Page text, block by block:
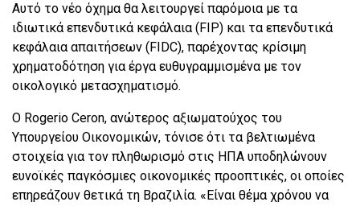
Αυτό το νέο όχημα θα λειτουργεί παρόμοια με τα
ιδιωτικά επενδυτικά κεφάλαια (FIP) και τα επενδυτικά
κεφάλαια απαιτήσεων (FIDC), παρέχοντας κρίσιμη
χρηματοδότηση για έργα ευθυγραμμισμένα με τον
οικολογικό μετασχηματισμό.
Ο Rogerio Ceron, ανώτερος αξιωματούχος του
Υπουργείου Οικονομικών, τόνισε ότι τα βελτιωμένα
στοιχεία για τον πληθωρισμό στις ΗΠΑ υποδηλώνουν
ευνοϊκές παγκόσμιες οικονομικές προοπτικές, οι οποίες
επηρεάζουν θετικά τη Βραζιλία. «Είναι θέμα χρόνου να